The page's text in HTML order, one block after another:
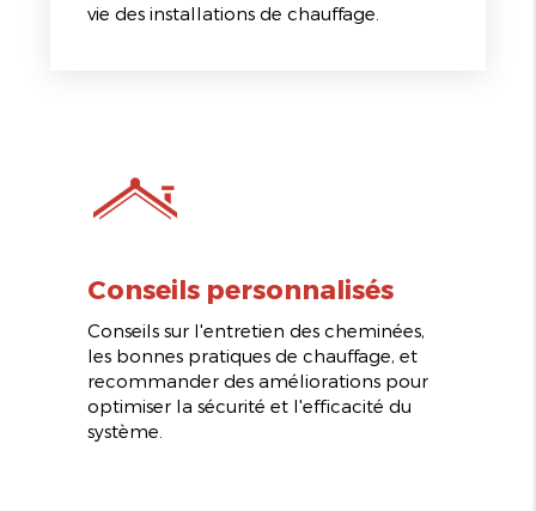
vie des installations de chauffage.
Conseils personnalisés
Conseils sur l'entretien des cheminées,
les bonnes pratiques de chauffage, et
recommander des améliorations pour
optimiser la sécurité et l'efficacité du
système.